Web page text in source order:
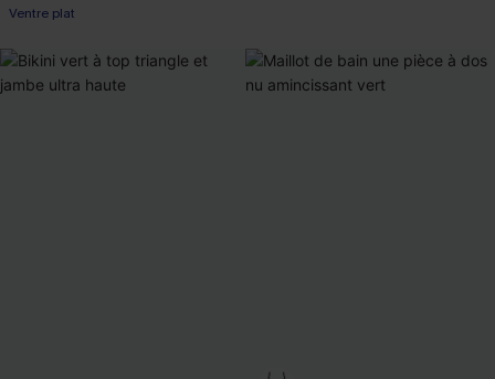
Ventre plat